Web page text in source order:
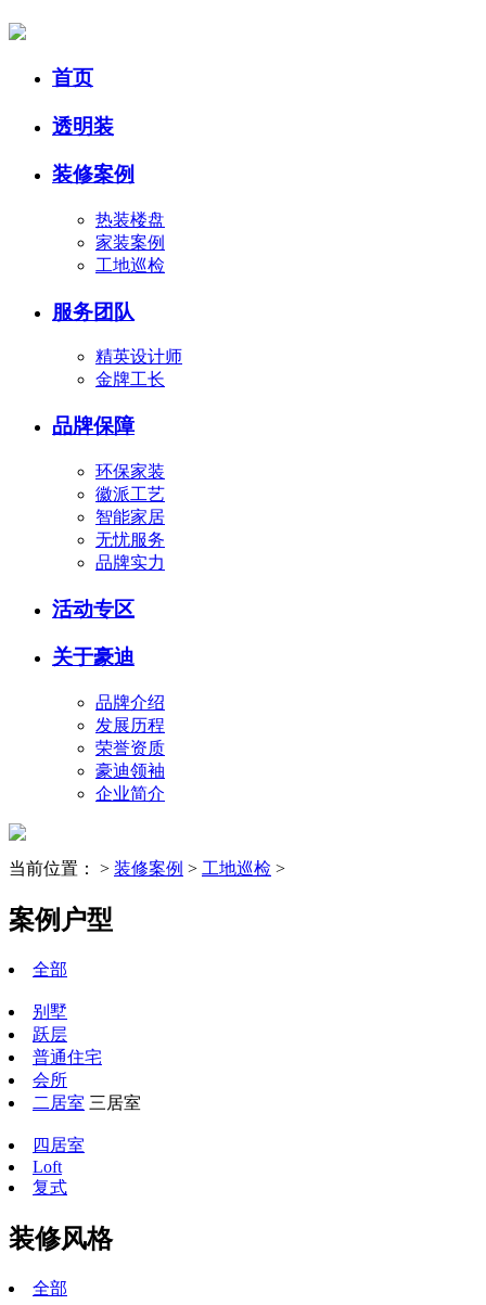
首页
透明装
装修案例
热装楼盘
家装案例
工地巡检
服务团队
精英设计师
金牌工长
品牌保障
环保家装
徽派工艺
智能家居
无忧服务
品牌实力
活动专区
关于豪迪
品牌介绍
发展历程
荣誉资质
豪迪领袖
企业简介
当前位置： > 装修案例 > 工地巡检 >
案例户型
全部
别墅
跃层
普通住宅
会所
二居室 三居室
四居室
Loft
复式
装修风格
全部